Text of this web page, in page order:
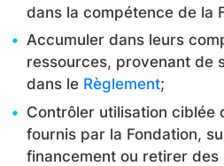
dans la compétence de la
Accumuler dans leurs
ressources, provenant de
dans le Règlement;
Contrôler utilisation ciblée
fournis par la Fondation,
financement ou retirer des